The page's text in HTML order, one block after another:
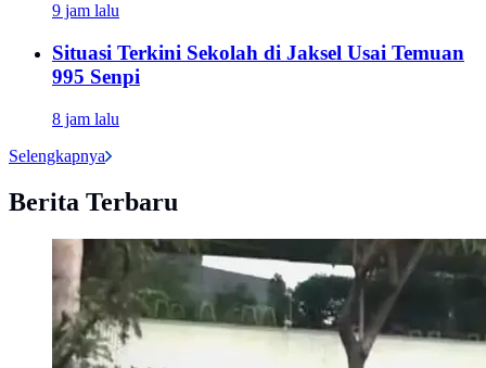
9 jam lalu
Situasi Terkini Sekolah di Jaksel Usai Temuan
995 Senpi
8 jam lalu
Selengkapnya
Berita Terbaru